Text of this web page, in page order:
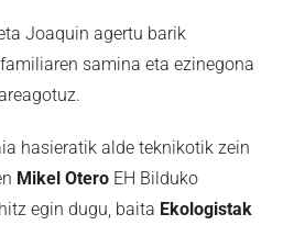
Joaquin agertu barik
samina eta ezinegona
hasieratik alde teknikotik zein
Mikel Otero EH Bilduko
egin dugu, baita Ekologistak